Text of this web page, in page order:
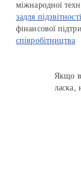
міжнародної
задля
фінансової
співробітництва
Якщо
ласка,